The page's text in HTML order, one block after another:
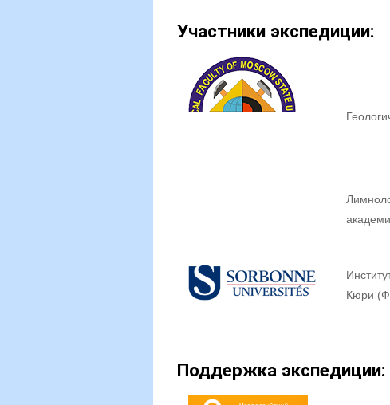
Участники экспедиции:
Кюри
Поддержка экспедиции: